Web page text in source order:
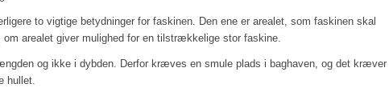
to vigtige betydninger for faskinen. Den ene er arealet, som faskinen skal
om arealet giver mulighed for en tilstrækkelige stor faskine.
og ikke i dybden. Derfor kræves en smule plads i baghaven, og det kræver
hullet.